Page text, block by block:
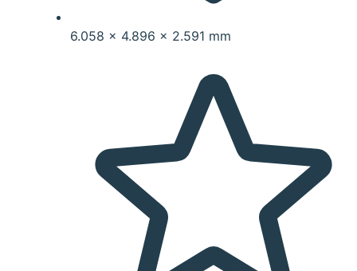
6.058 x 4.896 x 2.591 mm